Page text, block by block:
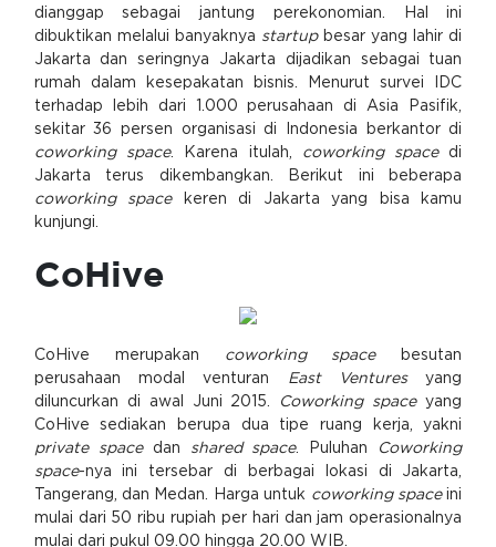
dianggap sebagai jantung perekonomian. Hal ini
dibuktikan melalui banyaknya startupbesar yang lahir di
Jakarta dan seringnya Jakarta dijadikan sebagai tuan
rumah dalam kesepakatan bisnis. Menurut survei IDC
terhadap lebih dari 1.000 perusahaan di Asia Pasifik,
sekitar 36 persen organisasi di Indonesia berkantor di
coworking space. Karena itulah, coworking spacedi
Jakarta terus dikembangkan. Berikut ini beberapa
coworking spacekeren di Jakarta yang bisa kamu
kunjungi.
CoHive
CoHive merupakan coworking spacebesutan
perusahaan modal venturan East Venturesyang
diluncurkan di awal Juni 2015.
Coworking spaceyang
CoHive sediakan berupa dua tipe ruang kerja, yakni
private spacedan shared space. Puluhan
Coworking
space-nya ini tersebar di berbagai lokasi di Jakarta,
Tangerang, dan Medan. Harga untuk coworking spaceini
mulai dari 50 ribu rupiah per hari dan jam operasionalnya
mulai dari pukul 09.00 hingga 20.00 WIB.